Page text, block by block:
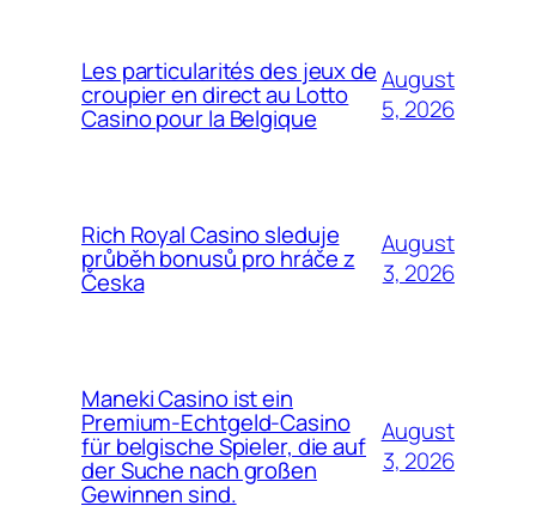
Les particularités des jeux de
croupier en direct au Lotto
Casino pour la Belgique
August
5, 2026
Rich Royal Casino sleduje
průběh bonusů pro hráče z
Česka
August
3, 2026
Maneki Casino ist ein
Premium-Echtgeld-Casino
für belgische Spieler, die auf
der Suche nach großen
Gewinnen sind.
August
3, 2026